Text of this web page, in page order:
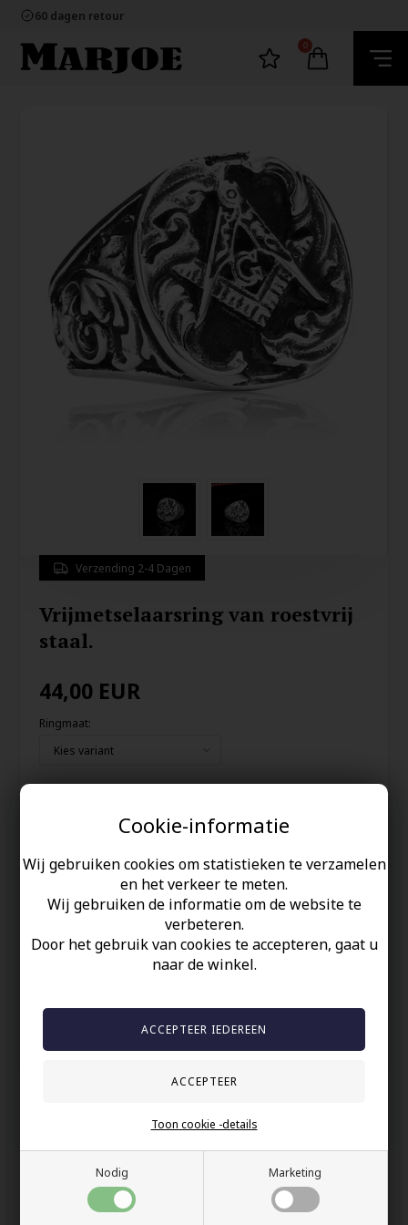
Cookie-informatie
Wij gebruiken cookies om statistieken te verzamelen
en het verkeer te meten.
Wij gebruiken de informatie om de website te
verbeteren.
Door het gebruik van cookies te accepteren, gaat u
naar de winkel.
Nodig Marketing
Toon cookie -details
60 dagen retour
Ecommerce Europe
100% nikkelvrij sieraden
60 dagen retour
0
Verzending 2-4 Dagen
Vrijmetselaarsring van roestvrij
staal.
44,00 EUR
Ringmaat:
Vrijmetselaar logo in deze mooie herenring.
Uw veiligheid
Snelle bezorging
Anderen gekocht hebben ook